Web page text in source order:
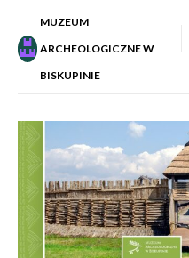
MUZEUM
ARCHEOLOGICZNE W
BISKUPINIE